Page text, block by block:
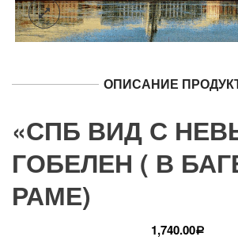
ОПИСАНИЕ
«СПБ ВИД С
ГОБЕЛЕН ( В
РАМЕ)
1,740.00Р